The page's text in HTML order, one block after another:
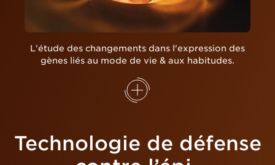
L'étude des changements dans l'expression des
gènes liés au mode de vie & aux habitudes.
Technologie de défense